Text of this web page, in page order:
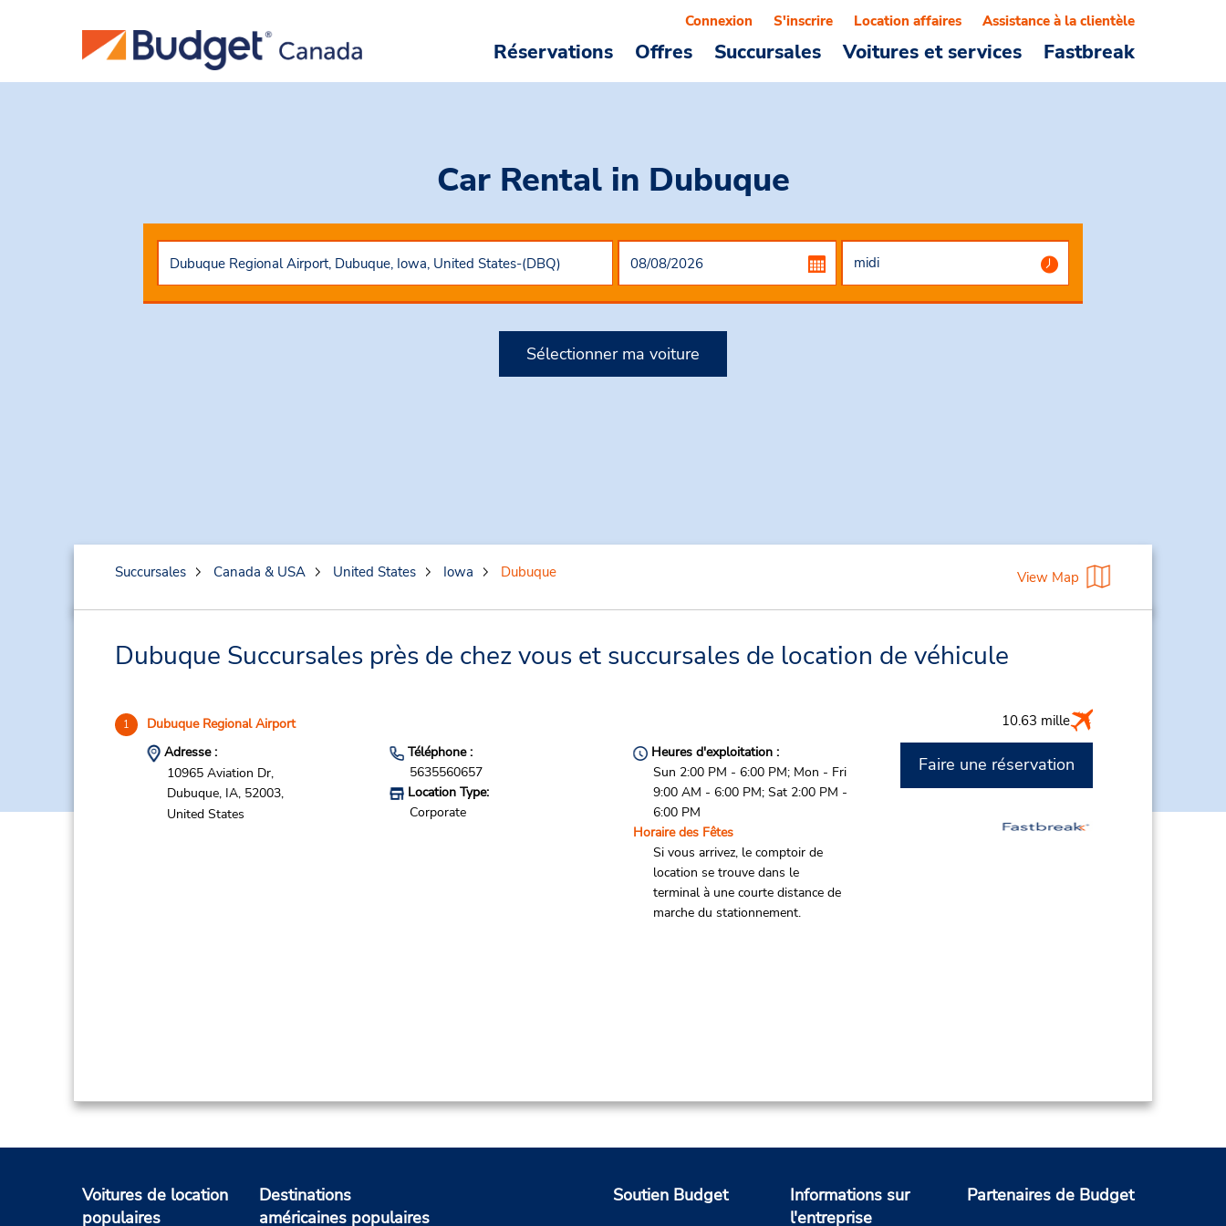
Réservations Offres Succursales Voitures et services Fastbreak
Connexion S'inscrire Location affaires Assistance à la clientèle
Car Rental in Dubuque
Sélectionner ma voiture
Succursales Canada & USA United States Iowa Dubuque View Map
Dubuque Succursales près de chez vous et succursales de location de véhicule
1 Dubuque Regional Airport 10.63 mille
Adresse :
10965 Aviation Dr,
Dubuque, IA, 52003,
United States
Téléphone :
5635560657
Location Type:
Corporate
Heures d'exploitation :
Sun 2:00 PM - 6:00 PM; Mon - Fri
9:00 AM - 6:00 PM; Sat 2:00 PM -
6:00 PM
Horaire des Fêtes
Si vous arrivez, le comptoir de
location se trouve dans le
terminal à une courte distance de
marche du stationnement.
Faire une réservation
Voitures de location
populaires
Destinations
américaines populaires
Soutien Budget
Informations sur
l'entreprise
Partenaires de Budget